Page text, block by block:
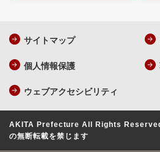
サイトマップ
個人情報保護
ウェブアクセシビリティ
AKITA Prefecture All Rights
の無断転載を禁じます